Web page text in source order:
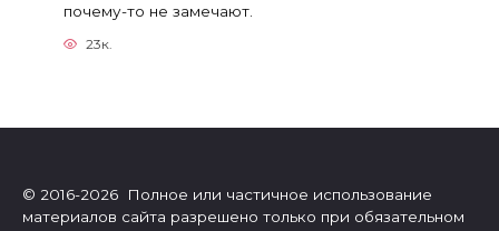
почему-то не замечают.
23к.
© 2016-2026 Полное или частичное использование
материалов сайта разрешено только при обязательном